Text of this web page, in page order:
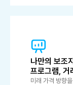
나만의 보조
프로그램, 거
미래 가격 방향